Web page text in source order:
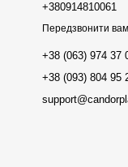
+380914810061
Передзвонити
+38 (063) 974 37
+38 (093) 804 95